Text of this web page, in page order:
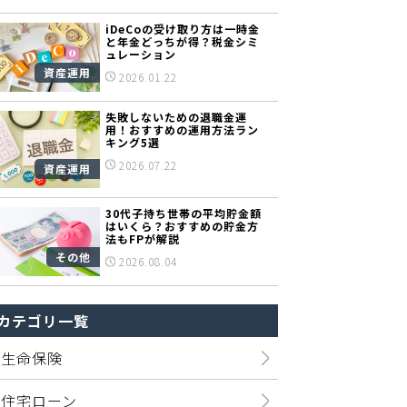
資産運用
iDeCoの受け取り方は一時金
と年金どっちが得？税金シミ
ュレーション
2026.01.22
資産運用
失敗しないための退職金運
用！おすすめの運用方法ラン
キング5選
2026.07.22
その他
30代子持ち世帯の平均貯金額
はいくら？おすすめの貯金方
法もFPが解説
2026.08.04
テゴリ一覧
生命保険
住宅ローン